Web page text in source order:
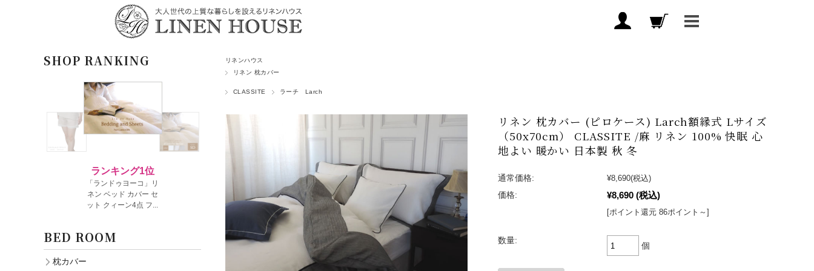
リネンハウス
リネン 枕カバー
CLASSITE ラーチ Larch
リネン 枕カバー (ピロケース) Larch額縁式 Lサイズ
（50x70cm） CLASSITE /麻 リネン 100% 快眠 心
地よい 暖かい 日本製 秋 冬
通常価格: ¥8,690(税込)
価格:
¥8,690 (税込)
[ポイント還元 86ポイント～]
数量:
個
SHOP RANKING
BED ROOM
枕カバー